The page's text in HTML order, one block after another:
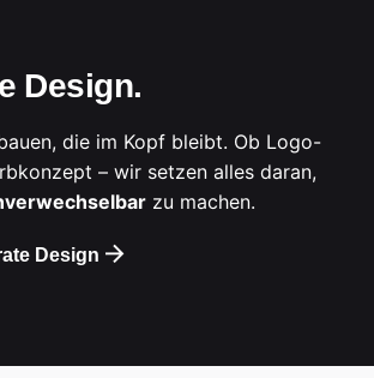
Design.
die im Kopf bleibt. Ob Logo-
– wir setzen alles daran,
zu machen.
Design